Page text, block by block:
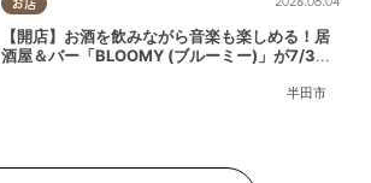
お店
半田市
【開店】お酒を飲みながら音楽も楽しめる！居
酒屋＆バー「BLOOMY (ブルーミー)」が7/3